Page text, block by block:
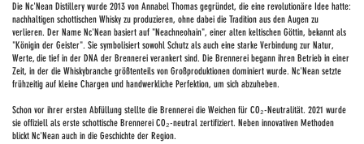
Die Nc'Nean Distillery wurde 2013 von Annabel Thomas gegründet, die eine revolutionäre Idee hatte:
nachhaltigen schottischen Whisky zu produzieren, ohne dabei die Tradition aus den Augen zu
verlieren. Der Name Nc'Nean basiert auf "Neachneohain", einer alten keltischen Göttin, bekannt als
"Königin der Geister". Sie symbolisiert sowohl Schutz als auch eine starke Verbindung zur Natur,
Werte, die tief in der DNA der Brennerei verankert sind. Die Brennerei begann ihren Betrieb in einer
Zeit, in der die Whiskybranche größtenteils von Großproduktionen dominiert wurde. Nc'Nean setzte
frühzeitig auf kleine Chargen und handwerkliche Perfektion, um sich abzuheben.
Schon vor ihrer ersten Abfüllung stellte die Brennerei die Weichen für CO₂-Neutralität. 2021 wurde
sie offiziell als erste schottische Brennerei CO₂-neutral zertifiziert. Neben innovativen Methoden
blickt Nc'Nean auch in die Geschichte der Region.